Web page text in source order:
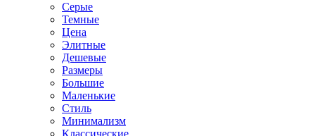
Серые
Темные
Цена
Элитные
Дешевые
Размеры
Большие
Маленькие
Стиль
Минимализм
Классические